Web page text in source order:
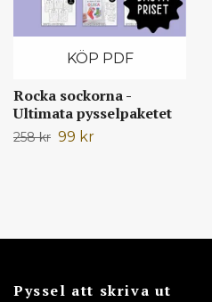
KÖP PDF
Rocka sockorna -
Ultimata pysselpaketet
258 kr 99 kr
Pyssel att skriva ut